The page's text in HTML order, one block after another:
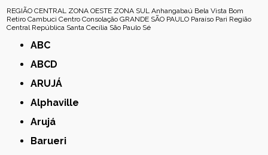
REGIÃO CENTRAL ZONA OESTE ZONA SUL Anhangabaú Bela Vista Bom
Retiro Cambuci Centro Consolação GRANDE SÃO PAULO Paraíso Pari Região
Central República Santa Cecília São Paulo Sé
ABC
ABCD
ARUJÁ
Alphaville
Arujá
Barueri